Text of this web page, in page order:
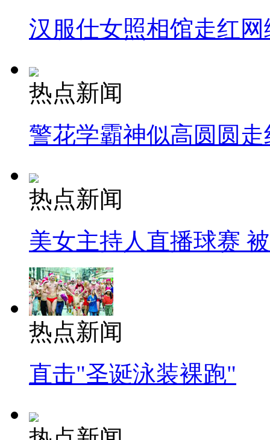
汉服仕女照相馆走红网
热点新闻
警花学霸神似高圆圆走
热点新闻
美女主持人直播球赛
热点新闻
直击"圣诞泳装裸跑"